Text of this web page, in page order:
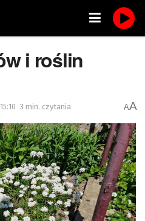
i roślin
3 min. czytania AA